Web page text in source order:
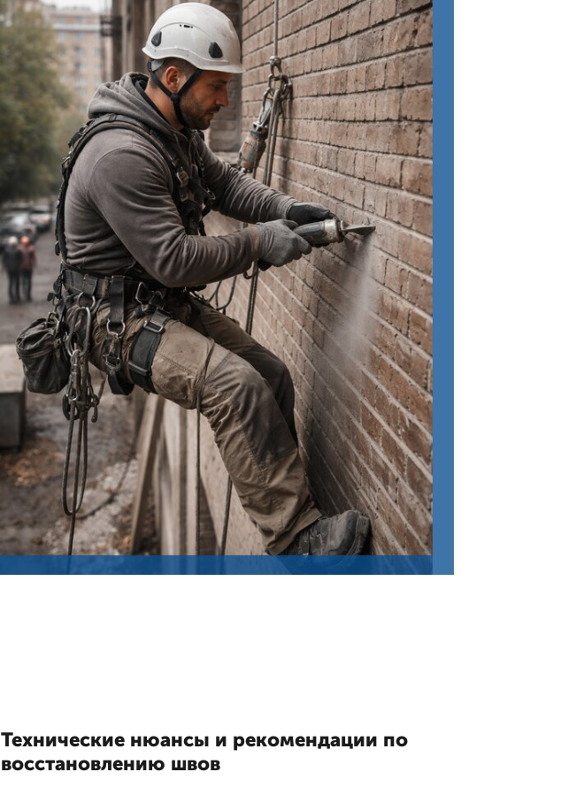
Технические нюансы и рекомендации по
восстановлению швов